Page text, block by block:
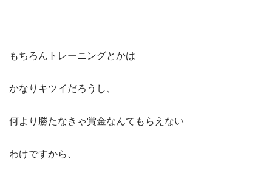
もちろんトレーニングとかは
かなりキツイだろうし、
何より勝たなきゃ賞金なんてもらえない
わけですから、